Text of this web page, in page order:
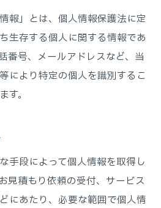
報」とは、個人情報保護法に定
生存する個人に関する情報であ
番号、メールアドレスなど、当
により特定の個人を識別するこ
す。
手段によって個人情報を取得し
見積もり依頼の受付、サービス
にあたり、必要な範囲で個人情